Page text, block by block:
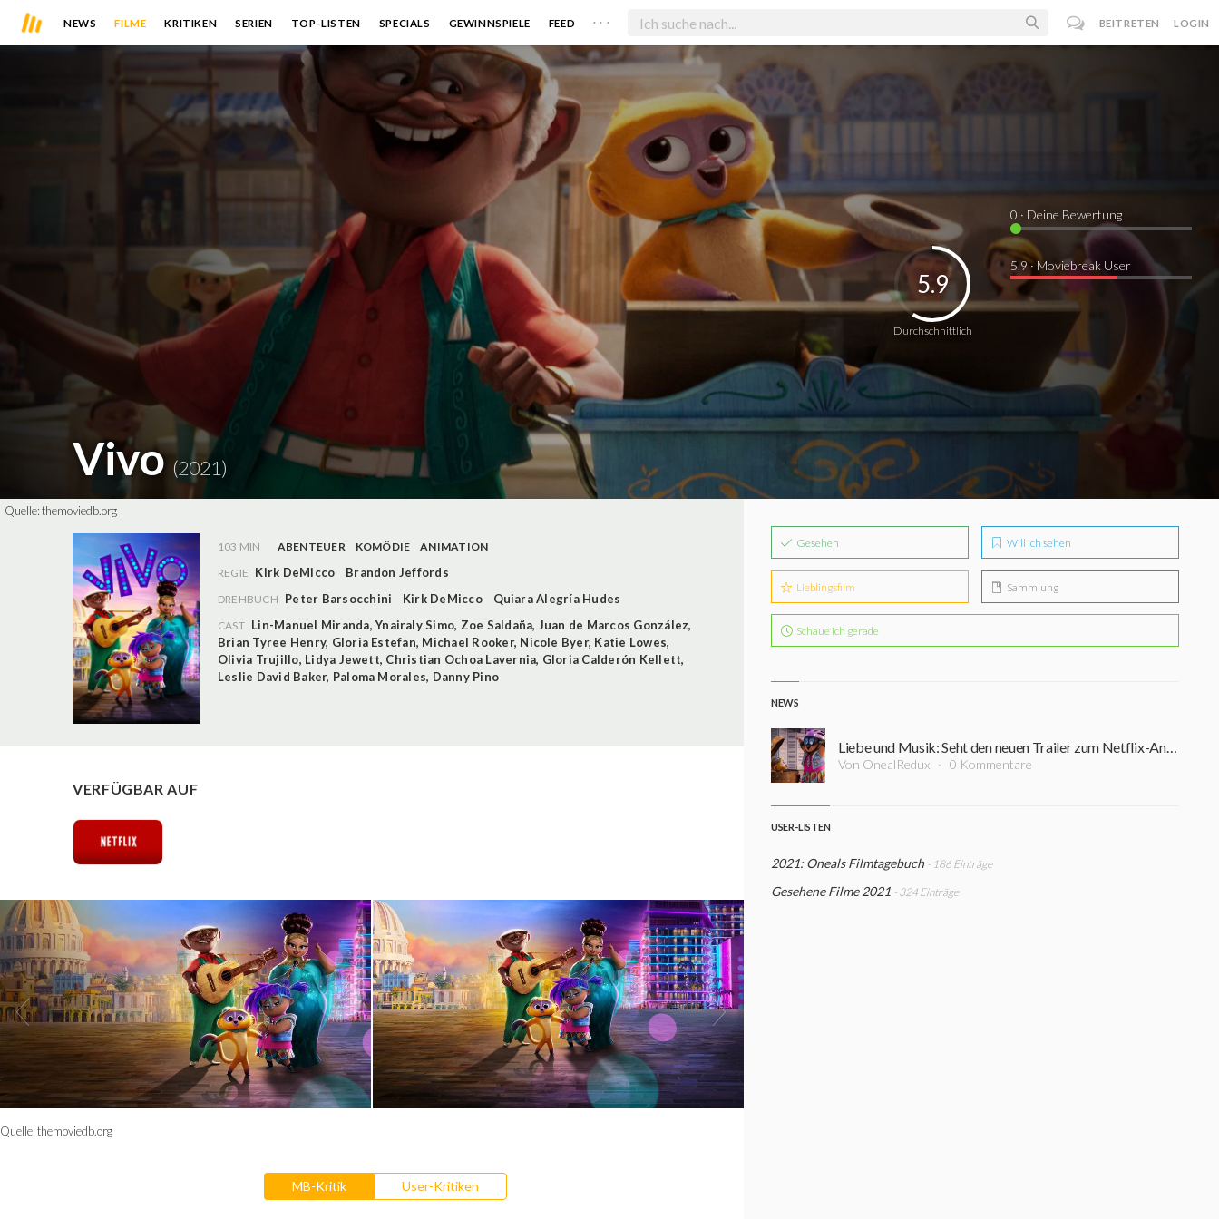
NEWS FILME KRITIKEN SERIEN TOP-LISTEN SPECIALS GEWINNSPIELE FEED . . . BEITRETEN LOGIN
Vivo(2021)
Durchschnittlich
5.9
0 · Deine Bewertung
5.9 · Moviebreak User
Quelle:themoviedb.org
103 MIN ABENTEUER KOMÖDIE
ANIMATION
REGIE Kirk DeMicco Brandon Jeffords
DREHBUCH Peter Barsocchini Kirk DeMicco Quiara Alegría Hudes
CAST Lin-Manuel Miranda,Ynairaly Simo, Zoe Saldaña, Juan de Marcos González,
Brian Tyree Henry, Gloria Estefan, Michael Rooker, Nicole Byer, Katie Lowes,
Olivia Trujillo, Lidya Jewett, Christian Ochoa Lavernia, Gloria Calderón Kellett,
Leslie David Baker, Paloma Morales, Danny Pino
VERFÜGBAR AUF
Quelle:themoviedb.org
MB-Kritik User-Kritiken
Gesehen Will ich sehen
Lieblingsfilm Sammlung
Schaue ich gerade
NEWS
Liebe und Musik: Seht den neuen Trailer zum Netflix-Animations-Musical "Vivo - Voller Leben"
Von OnealRedux 0 Kommentare
USER-LISTEN
2021: Oneals Filmtagebuch - 186 Einträge
Gesehene Filme 2021 - 324 Einträge